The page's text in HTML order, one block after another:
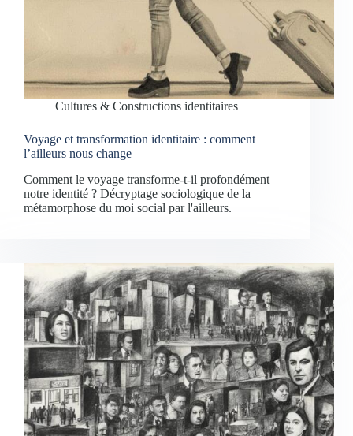
Cultures & Constructions identitaires
Voyage et transformation identitaire : comment
l’ailleurs nous change
Comment le voyage transforme-t-il profondément
notre identité ? Décryptage sociologique de la
métamorphose du moi social par l'ailleurs.